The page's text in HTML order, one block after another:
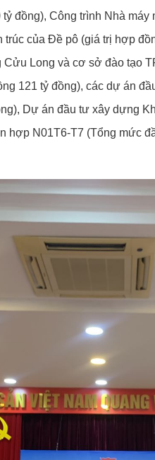
đồng), Công trình Nhà
của Đề pô (giá trị hợp
Long và cơ sở đào tạo
121 tỷ đồng), các dự án
Dự án đầu tư xây dựng
hợp N01T6-T7 (Tổng mức